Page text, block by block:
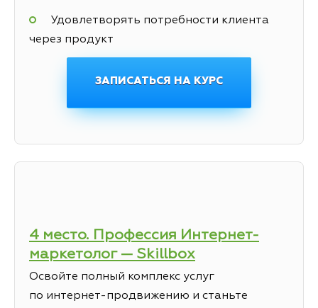
Удовлетворять потребности клиента
через продукт
ЗАПИСАТЬСЯ НА КУРС
4 место. Профессия Интернет-
маркетолог — Skillbox
Освойте полный комплекс услуг
по интернет-продвижению и станьте